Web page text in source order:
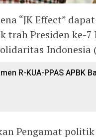
“JK Effect”
trah Presiden ke-7
Indonesia
R-KUA-PPAS APBK
Pengamat